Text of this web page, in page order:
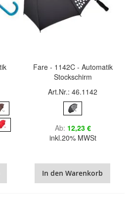
Fare - 1142C - Automatik
Stockschirm
Art.Nr.: 46.1142
Ab 12,23 €
inkl.20% MWSt
In den Warenkorb